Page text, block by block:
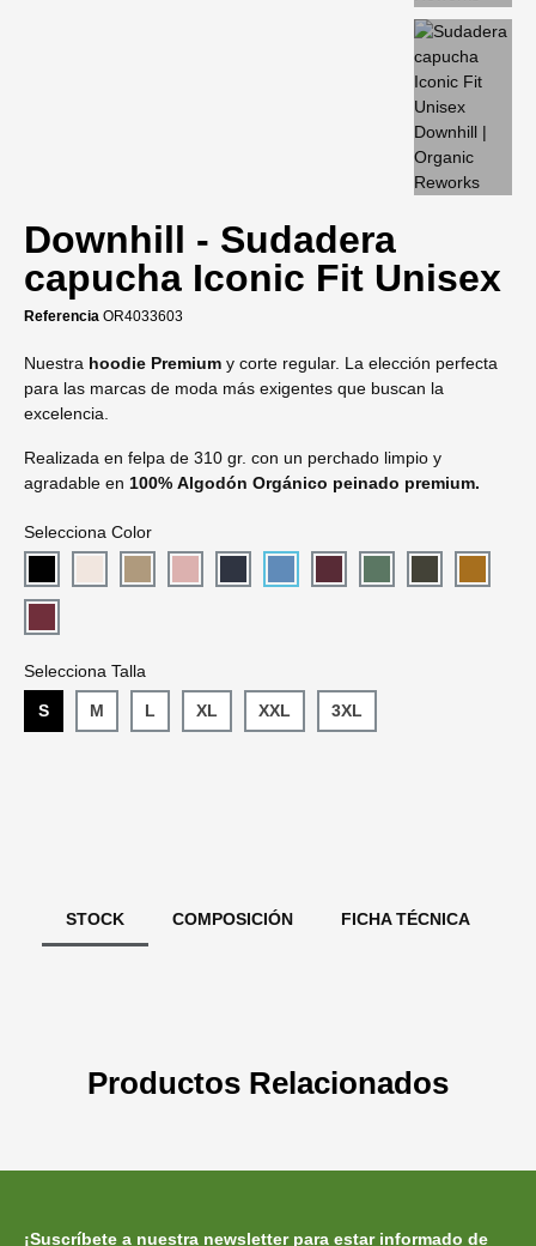
Downhill - Sudadera
capucha Iconic Fit Unisex
Referencia OR4033603
Nuestra hoodie Premium y corte regular. La elección perfecta
para las marcas de moda más exigentes que buscan la
excelencia.
Realizada en felpa de 310 gr. con un perchado limpio y
agradable en 100% Algodón Orgánico peinado premium.
Selecciona Color
Selecciona Talla
S M L XL XXL 3XL
STOCK COMPOSICIÓN FICHA TÉCNICA
Productos Relacionados
¡Suscríbete a nuestra newsletter para estar informado de